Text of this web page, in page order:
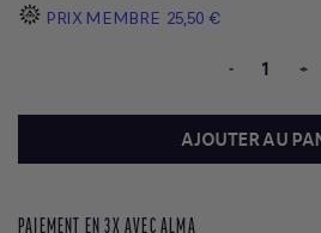
PRIX MEMBRE 25,50 €
- +
AJOUTER AU
PAIEMENT EN 3X AVEC ALMA